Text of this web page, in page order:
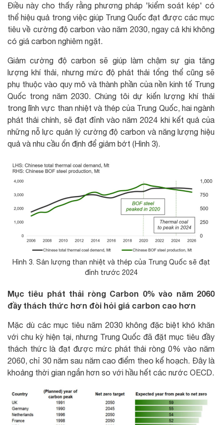
Điều này cho thấy rằng phương pháp 'kiểm soát kép' có
thể hiệu quả trong việc giúp Trung Quốc đạt được các mục
tiêu về cường độ carbon vào năm 2030, ngay cả khi không
có giá carbon nghiêm ngặt.
Giảm cường độ carbon sẽ giúp làm chậm sự gia tăng
lượng khí thải, nhưng mức độ phát thải tổng thể cũng sẽ
phụ thuộc vào quy mô và thành phần của nền kinh tế Trung
Quốc trong năm 2030. Chúng tôi dự kiến lượng khí thải
trong lĩnh vực than nhiệt và thép của Trung Quốc, hai ngành
phát thải chính, sẽ đạt đỉnh vào năm 2024 khi kết quả của
những nỗ lực quản lý cường độ carbon và năng lượng hiệu
quả và nhu cầu ổn định để giảm bớt (Hình 3).
Hình 3. Sản lượng than nhiệt và thép của Trung Quốc sẽ đạt
đỉnh trước 2024
Mục tiêu phát thải ròng Carbon 0% vào năm 2060
đầy thách thức hơn đòi hỏi giá carbon cao hơn
Mặc dù các mục tiêu năm 2030 không đặc biệt khó khăn
với chu kỳ hiện tại, nhưng Trung Quốc đã đặt mục tiêu đầy
thách thức là đạt được mức phát thải ròng 0% vào năm
2060, chỉ 30 năm sau năm cao điểm theo kế hoạch. Đây là
khoảng thời gian ngắn hơn so với hầu hết các nước OECD.